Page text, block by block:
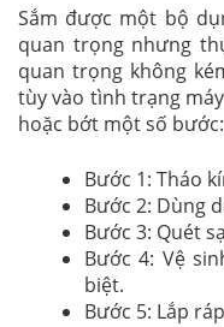
Sắm được một bộ
quan trọng nhưng
quan trọng không
tùy vào tình trạng
hoặc bớt một số bước:
Bước 1: Tháo
Bước 2: Dùng
Bước 3: Quét
Bước 4: Vệ
biệt.
Bước 5: Lắp